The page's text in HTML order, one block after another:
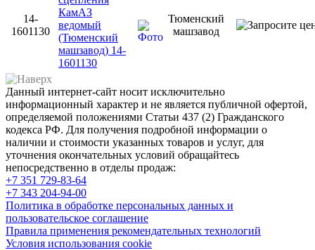
14-
1601130
КамАЗ
ведомый
(Тюменский
машзавод) 14-
1601130
Тюменский
машзавод
Данный интернет-сайт носит исключительно
информационный характер и не является публичной офертой,
определяемой положениями Статьи 437 (2) Гражданского
кодекса РФ. Для получения подробной информации о
наличии и стоимости указанных товаров и услуг, для
уточнения окончательных условий обращайтесь
непосредственно в отделы продаж:
+7 351 729-83-64
+7 343 204-94-00
Политика в обработке персональных данных и
пользовательское соглашение
Правила применения рекомендательных технологий
Условия использования cookie